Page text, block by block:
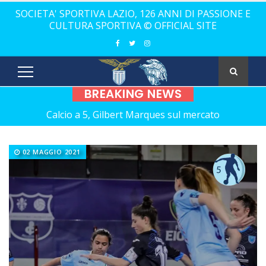
SOCIETA' SPORTIVA LAZIO, 126 ANNI DI PASSIONE E
CULTURA SPORTIVA © OFFICIAL SITE
BREAKING NEWS
Calcio a 5, Gilbert Marques sul mercato
Calcio a 5: Barca e Conticelli, il canto libero della Lazio!
La Lazio completa la squadra con Grasso
Rugby, il 18 ottobre debutto a Catania
Calcio a 5 femminile, ecco le 11 rivali della Lazio
21 anni senza Bomber Fiorini: nostalgia!
02 MAGGIO 2021